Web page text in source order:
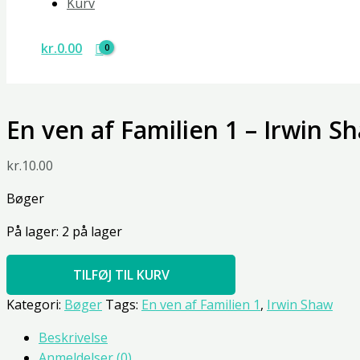
kr.0.00
En ven af Familien 1 – Irwin
kr.10.00
Bøger
På lager: 2 på lager
TILFØJ TIL KURV
Kategori: Bøger Tags: En ven af Familien 1, Irwin Shaw
Beskrivelse